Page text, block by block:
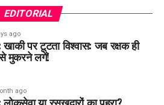
EDITORIAL
ago
पर टूटता विश्वास: जब रक्षक ही
मुकरने लगें!
ago